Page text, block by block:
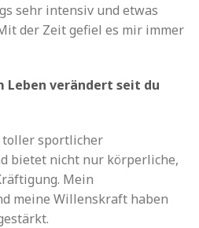
sehr intensiv und etwas
der Zeit gefiel es mir immer
Leben verändert seit du
toller sportlicher
bietet nicht nur körperliche,
Mein
meine Willenskraft haben